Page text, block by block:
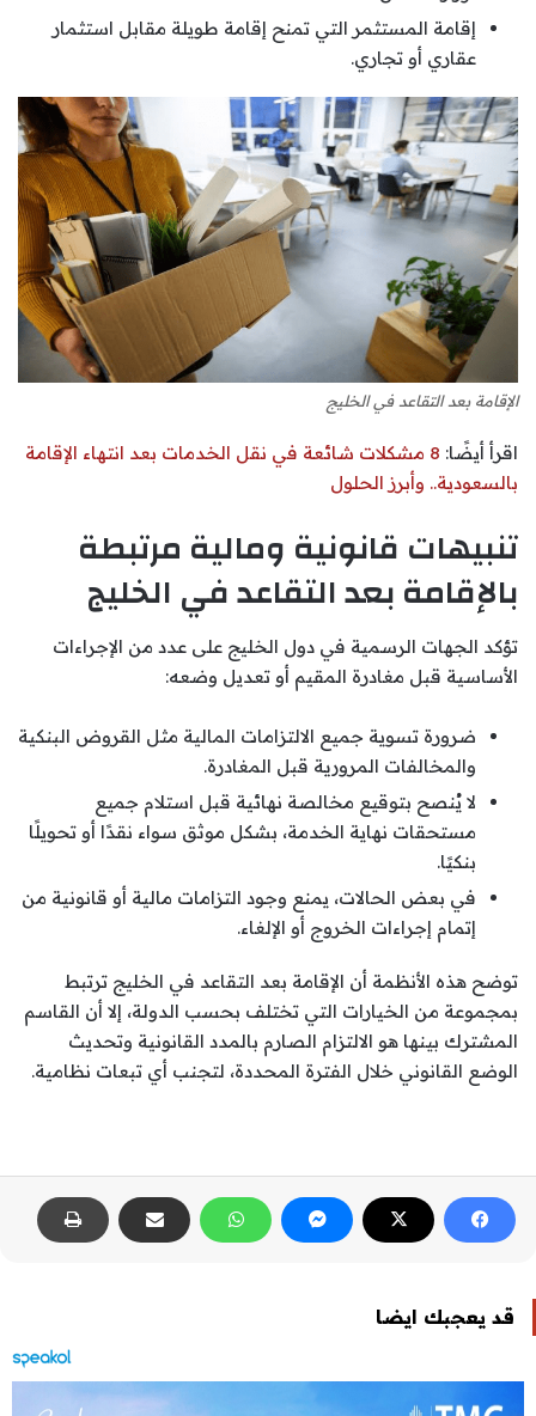
إقامة المستثمر التي تمنح إقامة طويلة مقابل استثمار
عقاري أو تجاري.
الإقامة بعد التقاعد في الخليج
اقرأ أيضًا:
8 مشكلات شائعة في نقل الخدمات بعد انتهاء الإقامة
بالسعودية.. وأبرز الحلول
تنبيهات قانونية ومالية مرتبطة
بالإقامة بعد التقاعد في الخليج
تؤكد الجهات الرسمية في دول الخليج على عدد من الإجراءات
الأساسية قبل مغادرة المقيم أو تعديل وضعه:
ضرورة تسوية جميع الالتزامات المالية مثل القروض البنكية
والمخالفات المرورية قبل المغادرة.
لا يُنصح بتوقيع مخالصة نهائية قبل استلام جميع
مستحقات نهاية الخدمة، بشكل موثق سواء نقدًا أو تحويلًا
بنكيًا.
في بعض الحالات، يمنع وجود التزامات مالية أو قانونية من
إتمام إجراءات الخروج أو الإلغاء.
توضح هذه الأنظمة أن الإقامة بعد التقاعد في الخليج ترتبط
بمجموعة من الخيارات التي تختلف بحسب الدولة، إلا أن القاسم
المشترك بينها هو الالتزام الصارم بالمدد القانونية وتحديث
الوضع القانوني خلال الفترة المحددة، لتجنب أي تبعات نظامية.
قد يعجبك ايضا